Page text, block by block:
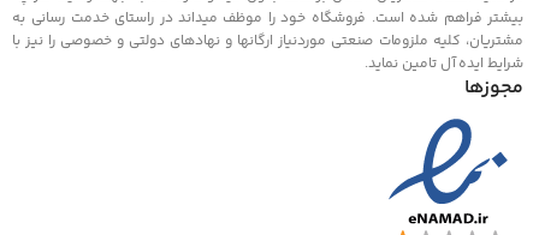
بيشتر فراهم شده است. فروشگاه خود را موظف ميداند در راستای خدمت رساني به
مشتريان، كليه ملزومات صنعتی موردنياز ارگانها و نهادهای دولتي و خصوصی را نيز با
شرايط ايده آل تامين نمايد.
مجوزها